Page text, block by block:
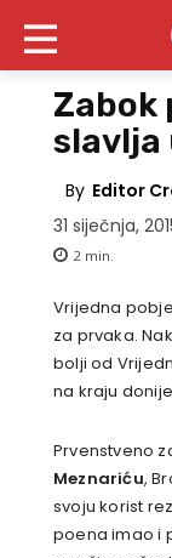
Zabok
slavlja
By Editor
31 siječnja,
2 min.
Vrijedna
za prvaka.
bolji od
na kraju
Prvenstveno
Meznariću,
svoju korist
poena imao i